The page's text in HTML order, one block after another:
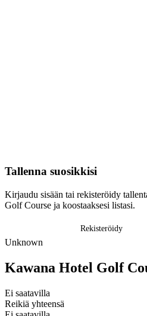
Tallenna suosikkisi
Kirjaudu sisään tai rekisteröidy
Golf Course ja koostaaksesi listasi.
Rekisteröidy
Unknown
Kawana Hotel Golf
Ei saatavilla
Reikiä yhteensä